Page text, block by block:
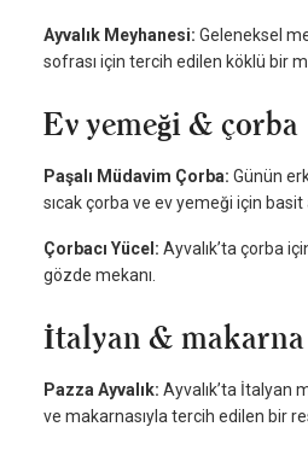
Ayvalık Meyhanesi: Geleneksel
sofrası için tercih edilen köklü bir
Ev yemeği & çorba
Paşalı Müdavim Çorba: Günün
sıcak çorba ve ev yemeği için
Çorbacı Yücel: Ayvalık’ta çorba
gözde mekanı.
İtalyan & makarna
Pazza Ayvalık: Ayvalık’ta İtalyan
ve makarnasıyla tercih edilen bir